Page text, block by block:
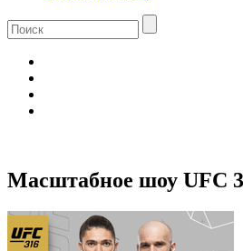
Масштабное шоу UFC